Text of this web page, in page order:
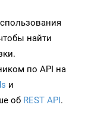
найти
по API на
и
об REST API.